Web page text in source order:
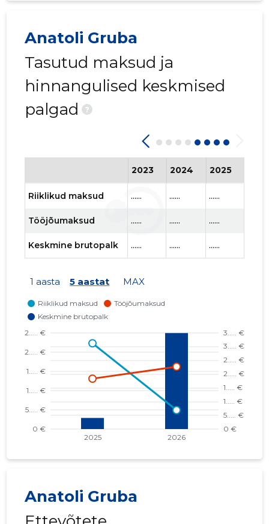
Anatoli Gruba
Tasutud maksud ja
hinnangulised keskmised
palgad
?
2023 2024 2025
Riiklikud maksud ...... ...... ......
Tööjõumaksud ...... ...... ......
Keskmine brutopalk ...... ...... ......
1 aasta 5 aastat MAX
Anatoli Gruba